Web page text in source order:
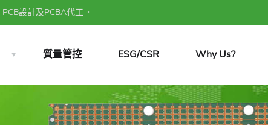
設計及PCBA代工。
質量管控 ESG/CSR Why Us?